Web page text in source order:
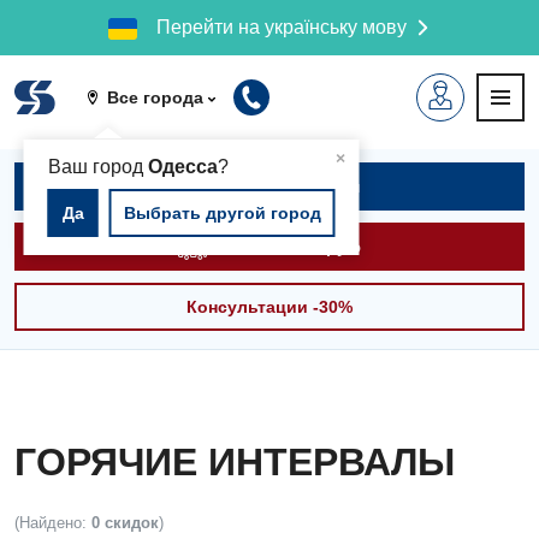
Перейти на українську мову
Все города
×
Ваш город Одесса?
Да Выбрать другой город
Записаться на приём
Вызвать скорую
Консультации -30%
ГОРЯЧИЕ ИНТЕРВАЛЫ
(Найдено: 0 скидок)